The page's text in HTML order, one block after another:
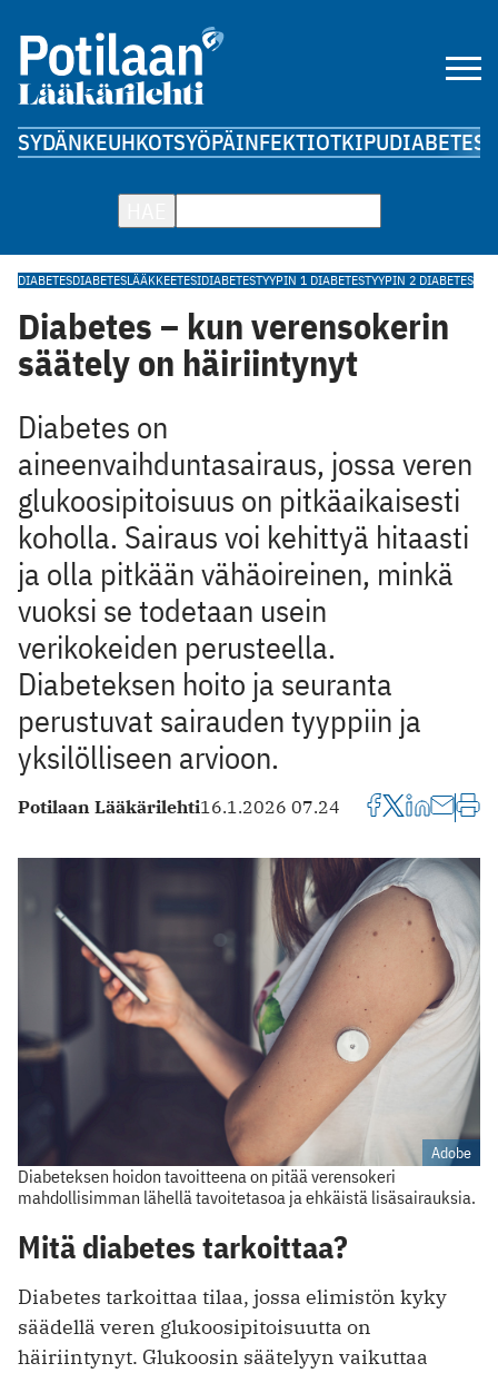
SYDÄNKEUHKOTSYÖPÄINFEKTIOTKIPUDIABETES
DIABETESDIABETESLÄÄKKEETESIDIABETESTYYPIN 1 DIABETESTYYPIN 2 DIABETES
Diabetes – kun verensokerin
säätely on häiriintynyt
Diabetes on
aineenvaihduntasairaus, jossa veren
glukoosipitoisuus on pitkäaikaisesti
koholla. Sairaus voi kehittyä hitaasti
ja olla pitkään vähäoireinen, minkä
vuoksi se todetaan usein
verikokeiden perusteella.
Diabeteksen hoito ja seuranta
perustuvat sairauden tyyppiin ja
yksilölliseen arvioon.
Potilaan Lääkärilehti16.1.2026 07.24
Adobe
Diabeteksen hoidon tavoitteena on pitää verensokeri
mahdollisimman lähellä tavoitetasoa ja ehkäistä lisäsairauksia.
Mitä diabetes tarkoittaa?
Diabetes tarkoittaa tilaa, jossa elimistön kyky
säädellä veren glukoosipitoisuutta on
häiriintynyt. Glukoosin säätelyyn vaikuttaa